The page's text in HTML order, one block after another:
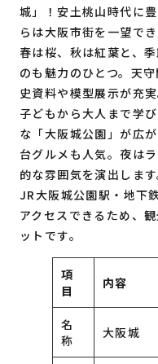
城」！安土桃山時代に
らは大阪市街を一望でき
春は桜、秋は紅葉と、
のも魅力のひとつ。天
史資料や模型展示が充実
子どもから大人まで学
な「大阪城公園」が広
台グルメも人気。夜は
的な雰囲気を演出します
JR大阪城公園駅・地下
アクセスできるため、
ットです。
項
目
内容
名
称
大阪城